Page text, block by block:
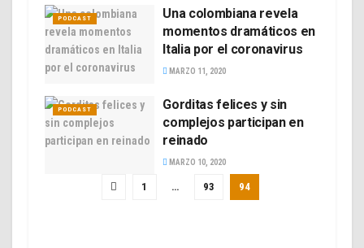
PODCAST
Una colombiana revela
momentos dramáticos en
Italia por el coronavirus
MARZO 11, 2020
PODCAST
Gorditas felices y sin
complejos participan en
reinado
MARZO 10, 2020
1 … 93 94